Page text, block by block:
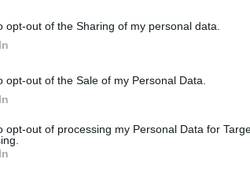
opt-out of the Sharing of my personal data.
opt-out of the Sale of my Personal Data.
opt-out of processing my Personal Data for
un brevetto ideato dallo stesso
assolutamente improvviso, può
però, è possibile fare